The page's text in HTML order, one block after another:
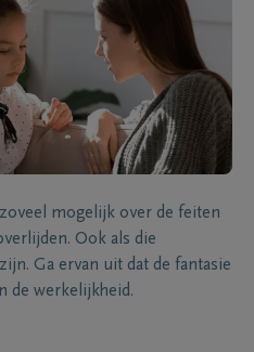
mogelijk over de feiten
Ook als die
Ga ervan uit dat de fantasie
de werkelijkheid.